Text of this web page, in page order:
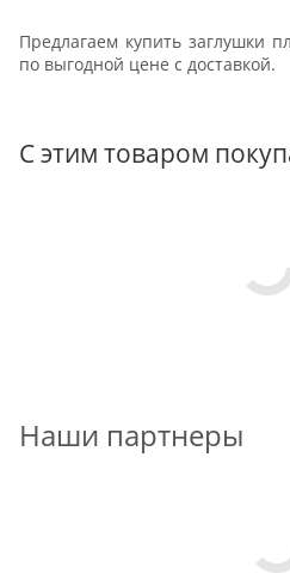
Предлагаем купить заглушки
по выгодной цене с доставкой.
С этим товаром
Наши партнеры